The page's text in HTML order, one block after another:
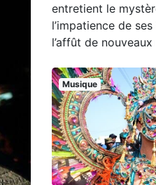
entretient le
l’impatience de
l’affût de
Musique